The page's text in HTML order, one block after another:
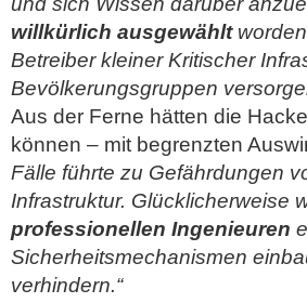
willkürlich ausgewählt
Betreiber kleiner Kritischer
Bevölkerungsgruppen
Aus der Ferne hätten die
können – mit begrenzten
Fälle führte zu Gefährdungen
Infrastruktur. Glücklicherweise
professionellen Ingenieuren
Sicherheitsmechanismen
verhindern.“